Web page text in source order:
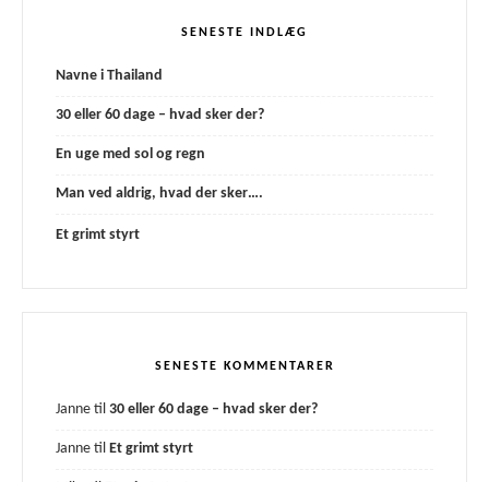
SENESTE INDLÆG
Navne i Thailand
30 eller 60 dage – hvad sker der?
En uge med sol og regn
Man ved aldrig, hvad der sker….
Et grimt styrt
SENESTE KOMMENTARER
Janne til 30 eller 60 dage – hvad sker der?
Janne til Et grimt styrt